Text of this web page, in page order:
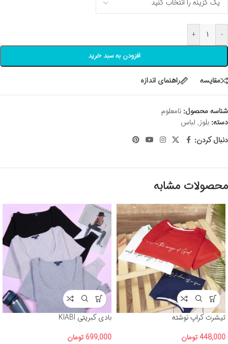
-
+
افزودن به سبد خرید
مقايسه راهنمای اندازه
شناسه محصول: نامعلوم
دسته: بلوز, لباس
دنبال کردن:
محصولات مشابه
تیشرت کراپ نوشته
448,000تومان
بادی کبریتی KIABI
699,000 تومان